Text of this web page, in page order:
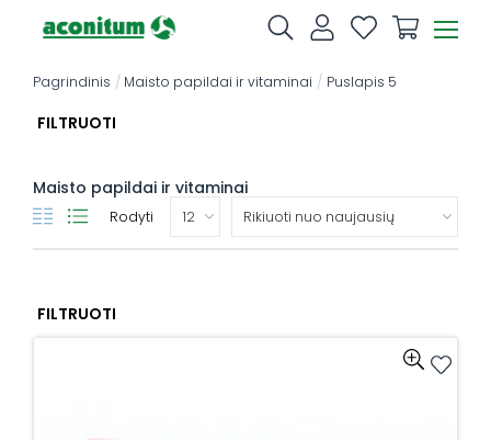
Pagrindinis / Maisto papildai ir vitaminai / Puslapis 5
FILTRUOTI
Maisto papildai ir vitaminai
Rodyti
FILTRUOTI